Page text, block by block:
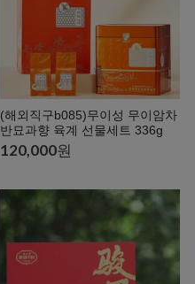
(해외직구b085)무이성 무이암차
반묘과향 육계 선물세트 336g
120,000원